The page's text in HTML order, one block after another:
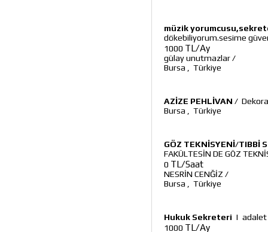
müzik
dökebiliyorum.sesime
1000 TL/Ay
gülay unutmazlar/
Bursa
Türkiye
AZİZE PEHLİVAN /
Bursa
Türkiye
GÖZ TEKNİSYENİ/TIBBİ
FAKÜLTESİN DE GÖZ
0 TL/Saat
NESRİN CENĞİZ /
Bursa
Türkiye
Hukuk Sekreteri | adalet
1000 TL/Ay